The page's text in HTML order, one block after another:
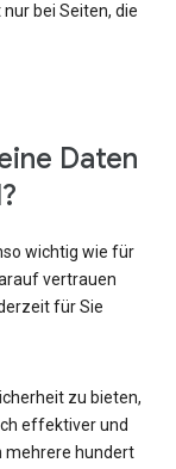
bei Seiten, die
Daten
wichtig wie für
vertrauen
für Sie
zu bieten,
effektiver und
mehrere hundert